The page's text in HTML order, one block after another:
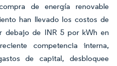
de energía renovable
han llevado los costos de
debajo de INR 5 por kWh en
competencia interna,
de capital, desbloquee